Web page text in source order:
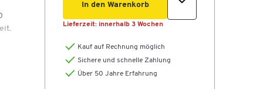
In den Warenkorb
Lieferzeit: innerhalb 3 Wochen
Kauf auf Rechnung möglich
Sichere und schnelle Zahlung
Über 50 Jahre Erfahrung